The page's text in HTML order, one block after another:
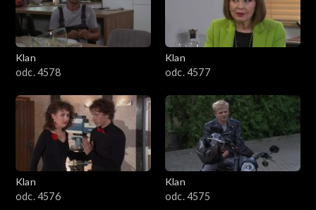
701–800
601–700
501–600
401–500
301–400
201–300
Klan
odc. 4578
Klan
odc. 4577
Klan
odc. 4576
Klan
odc. 4575